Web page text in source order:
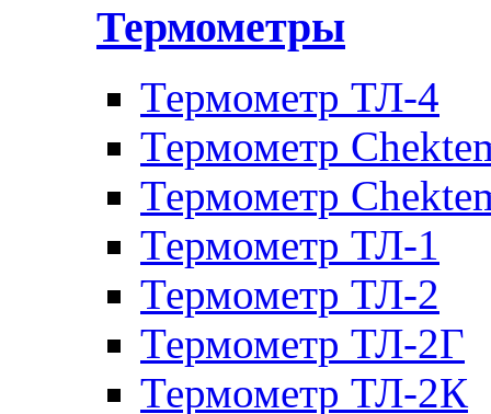
Термометры
Термометр ТЛ-4
Термометр
Термометр
Термометр ТЛ-1
Термометр ТЛ-2
Термометр ТЛ-2Г
Термометр ТЛ-2К